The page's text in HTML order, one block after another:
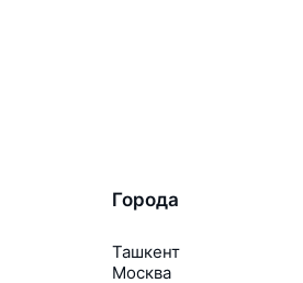
Города
Ташкент
Москва